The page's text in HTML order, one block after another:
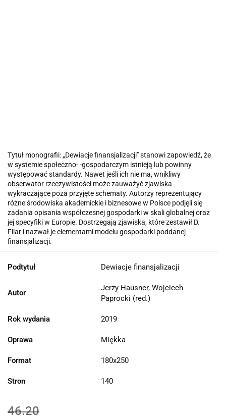
Tytuł monografii: „Dewiacje finansjalizacji" stanowi zapowiedź, że
w systemie społeczno- -gospodarczym istnieją lub powinny
występować standardy. Nawet jeśli ich nie ma, wnikliwy
obserwator rzeczywistości może zauważyć zjawiska
wykraczające poza przyjęte schematy. Autorzy reprezentujący
różne środowiska akademickie i biznesowe w Polsce podjęli się
zadania opisania współczesnej gospodarki w skali globalnej oraz
jej specyfiki w Europie. Dostrzegają zjawiska, które zestawił D.
Filar i nazwał je elementami modelu gospodarki poddanej
finansjalizacji.
Podtytuł Dewiacje finansjalizacji
Autor
Jerzy Hausner, Wojciech
Paprocki (red.)
Rok wydania 2019
Oprawa Miękka
Format 180x250
Stron 140
46.20